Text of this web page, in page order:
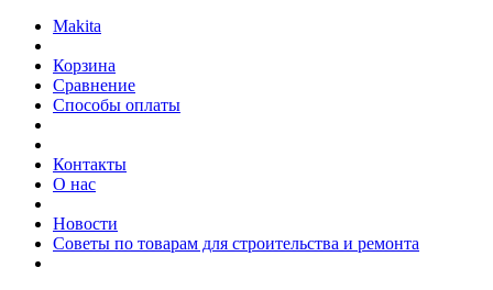
Makita
Корзина
Сравнение
Способы оплаты
Контакты
О нас
Новости
Советы по товарам для строительства и ремонта